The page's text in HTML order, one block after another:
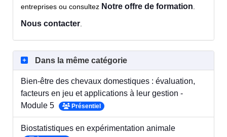
entreprises ou consultez Notre offre de formation
Nous contacter
Dans la même catégorie
Bien-être des chevaux domestiques : évaluation,
facteurs en jeu et applications à leur gestion -
Module 5
Présentiel
Biostatistiques en expérimentation animale